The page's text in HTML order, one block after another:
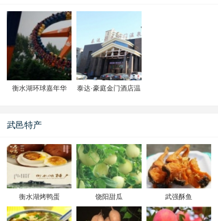
衡水湖环球嘉年华
泰达·豪庭金门酒店温
武邑特产
衡水湖烤鸭蛋 饶阳甜瓜 武强酥鱼